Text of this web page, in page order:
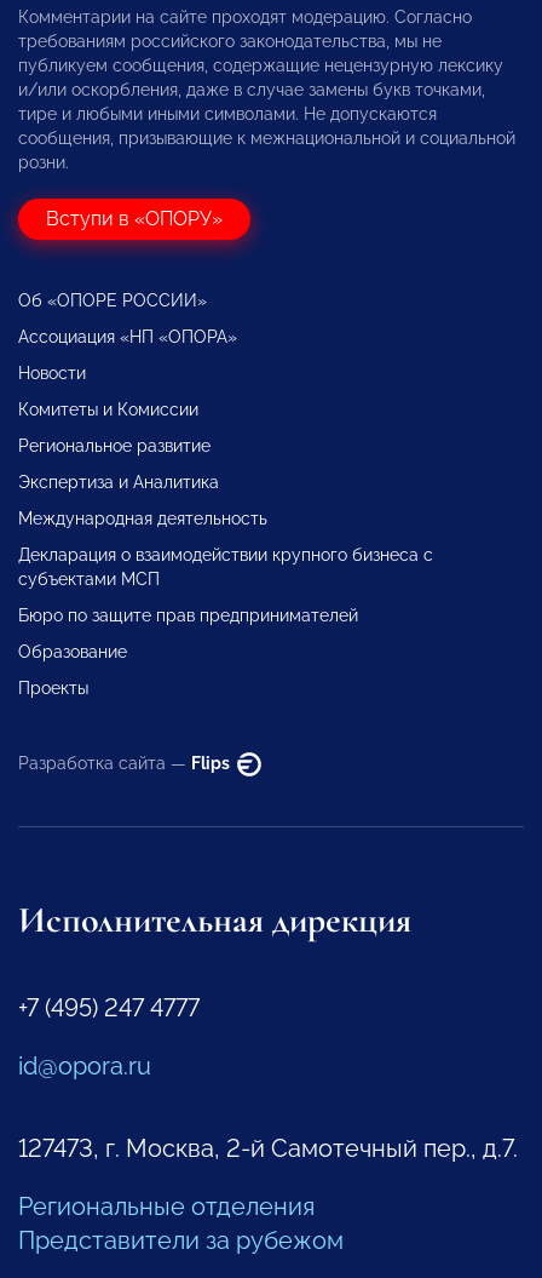
Комментарии на сайте проходят модерацию. Согласно
требованиям российского законодательства, мы не
публикуем сообщения, содержащие нецензурную лексику
и/или оскорбления, даже в случае замены букв точками,
тире и любыми иными символами. Не допускаются
сообщения, призывающие к межнациональной и социальной
розни.
Вступи в «ОПОРУ»
Об «ОПОРЕ РОССИИ»
Ассоциация «НП «ОПОРА»
Новости
Комитеты и Комиссии
Региональное развитие
Экспертиза и Аналитика
Международная деятельность
Декларация о взаимодействии крупного бизнеса с
субъектами МСП
Бюро по защите прав предпринимателей
Образование
Проекты
Разработка сайта — Flips
Исполнительная дирекция
+7 (495) 247 4777
id@opora.ru
127473, г. Москва, 2-й Самотечный пер., д.7.
Региональные отделения
Представители за рубежом